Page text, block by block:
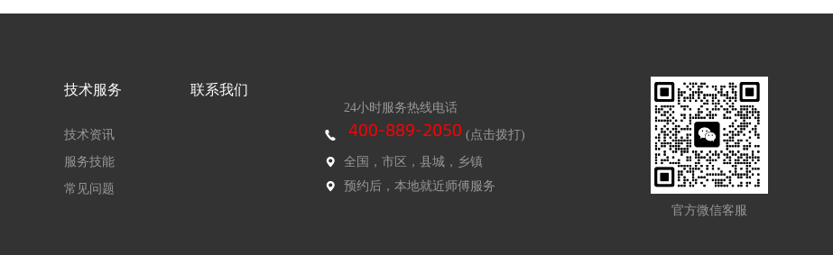
技术服务
技术资讯
服务技能
常见问题
联系我们
24小时服务热线电话
(点击拨打)
全国，市区，县城，乡镇
预约后，本地就近师傅服务
官方微信客服